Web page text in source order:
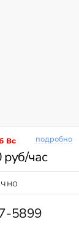
подробно
Вс
час
5899